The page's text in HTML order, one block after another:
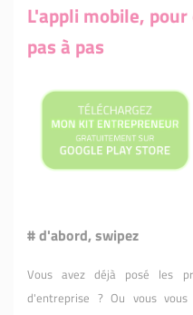
L'appli mobile,
pas à pas
# d'abord, swipez
Vous avez déjà posé les
d'entreprise ? Ou vous